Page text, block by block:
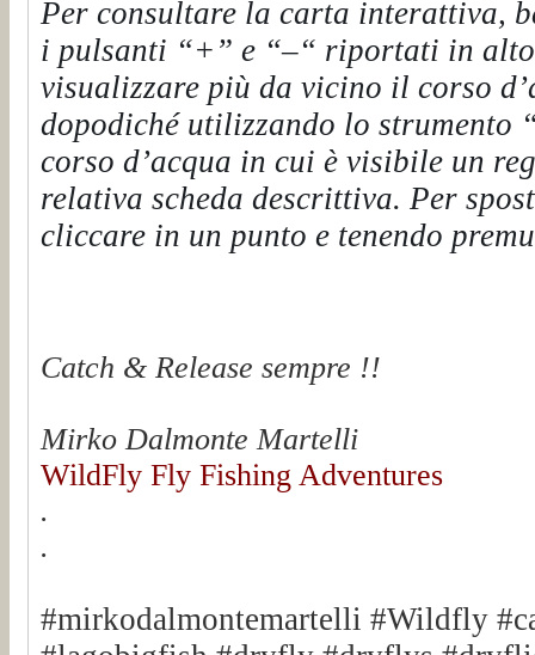
Per consultare la carta interattiva,
i pulsanti “+” e “–“ riportati in
visualizzare più da vicino il corso
dopodiché utilizzando lo strumento
corso d’acqua in cui è visibile un
relativa scheda descrittiva. Per
cliccare in un punto e tenendo
Catch & Release sempre !!
Mirko Dalmonte Martelli
WildFly Fly Fishing Adventures
.
.
#mirkodalmontemartelli #Wildfly